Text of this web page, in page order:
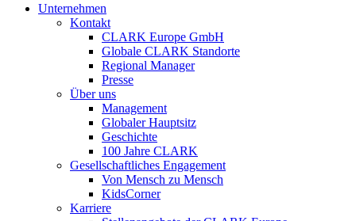
Unternehmen
Kontakt
CLARK Europe GmbH
Globale CLARK Standorte
Regional Manager
Presse
Über uns
Management
Globaler Hauptsitz
Geschichte
100 Jahre CLARK
Gesellschaftliches Engagement
Von Mensch zu Mensch
KidsCorner
Karriere